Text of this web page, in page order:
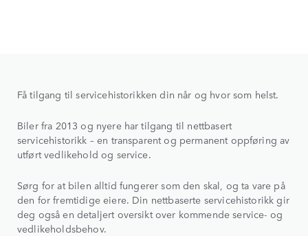
Få tilgang til servicehistorikken din når og hvor som helst.
Biler fra 2013 og nyere har tilgang til nettbasert
servicehistorikk – en transparent og permanent oppføring av
utført vedlikehold og service.
Sørg for at bilen alltid fungerer som den skal, og ta vare på
den for fremtidige eiere. Din nettbaserte servicehistorikk gir
deg også en detaljert oversikt over kommende service- og
vedlikeholdsbehov.